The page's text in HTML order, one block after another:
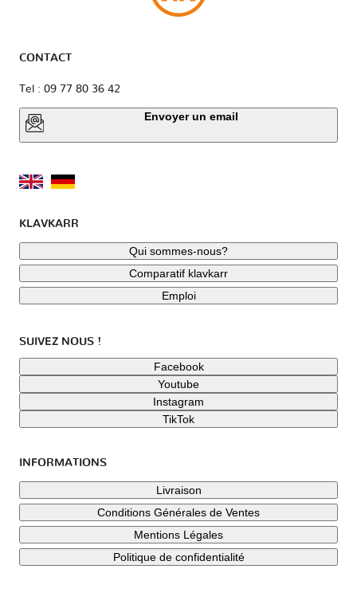
CONTACT
Tel : 09 77 80 36 42
Envoyer un email
KLAVKARR
Qui sommes-nous?
Comparatif klavkarr
Emploi
SUIVEZ NOUS !
Facebook
Youtube
Instagram
TikTok
INFORMATIONS
Livraison
Conditions Générales de Ventes
Mentions Légales
Politique de confidentialité